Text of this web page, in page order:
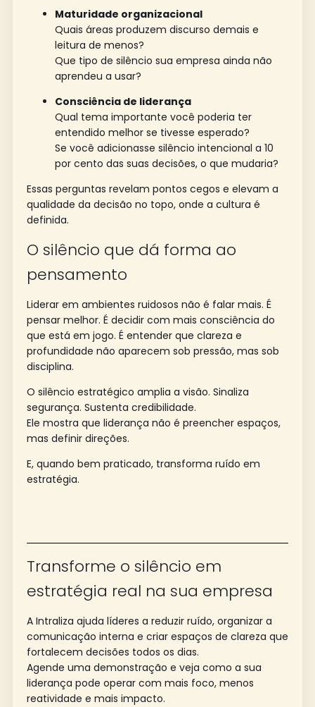
Maturidade organizacional
Quais áreas produzem discurso demais e
leitura de menos?
Que tipo de silêncio sua empresa ainda não
aprendeu a usar?
Consciência de liderança
Qual tema importante você poderia ter
entendido melhor se tivesse esperado?
Se você adicionasse silêncio intencional a 10
por cento das suas decisões, o que mudaria?
Essas perguntas revelam pontos cegos e elevam a
qualidade da decisão no topo, onde a cultura é
definida.
O silêncio que dá forma ao
pensamento
Liderar em ambientes ruidosos não é falar mais. É
pensar melhor. É decidir com mais consciência do
que está em jogo. É entender que clareza e
profundidade não aparecem sob pressão, mas sob
disciplina.
O silêncio estratégico amplia a visão. Sinaliza
segurança. Sustenta credibilidade.
Ele mostra que liderança não é preencher espaços,
mas definir direções.
E, quando bem praticado, transforma ruído em
estratégia.
Transforme o silêncio em
estratégia real na sua empresa
A Intraliza ajuda líderes a reduzir ruído, organizar a
comunicação interna e criar espaços de clareza que
fortalecem decisões todos os dias.
Agende uma demonstração e veja como a sua
liderança pode operar com mais foco, menos
reatividade e mais impacto.